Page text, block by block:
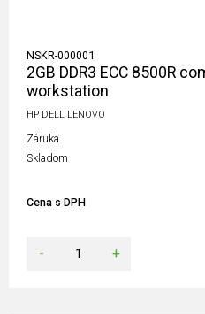
NSKR-000001
2GB DDR3 ECC 8500R
workstation
HP DELL LENOVO
Záruka
Skladom
Cena s DPH
- +